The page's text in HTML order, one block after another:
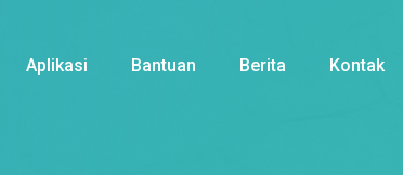
Aplikasi Bantuan Berita Kontak